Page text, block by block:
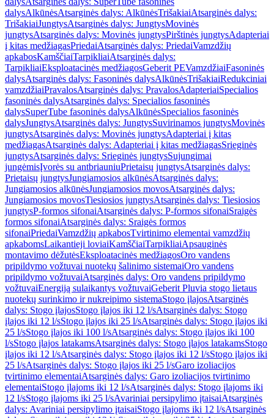
dalysAlkūnėsAtsarginės dalys: AlkūnėsTrišakiaiAtsarginės dalys:
TrišakiaiJungtysAtsarginės dalys: JungtysMovinės
jungtysAtsarginės dalys: Movinės jungtysPirštinės jungtysAdapteriai
į kitas medžiagasPriedaiAtsarginės dalys: PriedaiVamzdžių
apkabosKamščiaiTarpikliaiAtsarginės dalys:
TarpikliaiEksploatacinės medžiagosGeberit PEVamzdžiaiFasoninės
dalysAtsarginės dalys: Fasoninės dalysAlkūnėsTrišakiaiRedukciniai
vamzdžiaiPravalosAtsarginės dalys: PravalosAdapteriaiSpecialios
fasoninės dalysAtsarginės dalys: Specialios fasoninės
dalysSuperTube fasoninės dalysAlkūnėsSpecialios fasoninės
dalysJungtysAtsarginės dalys: JungtysSuvirinamos jungtysMovinės
jungtysAtsarginės dalys: Movinės jungtysAdapteriai į kitas
medžiagasAtsarginės dalys: Adapteriai į kitas medžiagasSrieginės
jungtysAtsarginės dalys: Srieginės jungtysSujungimai
jungėmisĮvorės su antbriauniuPrietaisų jungtysAtsarginės dalys:
Prietaisų jungtysJungiamosios alkūnėsAtsarginės dalys:
Jungiamosios alkūnėsJungiamosios movosAtsarginės dalys:
Jungiamosios movosTiesiosios jungtysAtsarginės dalys: Tiesiosios
jungtysP-formos sifonaiAtsarginės dalys: P-formos sifonaiSraigės
formos sifonaiAtsarginės dalys: Sraigės formos
sifonaiPriedaiVamzdžių apkabosTvirtinimo elementai vamzdžių
apkabomsLaikantieji loviaiKamščiaiTarpikliaiApsauginės
montavimo dėžutėsEksploatacinės medžiagosOro vandens
pripildymo vožtuvai nuotekų šalinimo sistemaiOro vandens
pripildymo vožtuvaiAtsarginės dalys: Oro vandens pripildymo
vožtuvaiEnergiją sulaikantys vožtuvaiGeberit Pluvia stogo lietaus
nuotekų surinkimo ir nukreipimo sistemaStogo įlajosAtsarginės
dalys: Stogo įlajosStogo įlajos iki 12 l/sAtsarginės dalys: Stogo
įlajos iki 12 l/sStogo įlajos iki 25 l/sAtsarginės dalys: Stogo įlajos iki
25 l/sStogo įlajos iki 100 l/sAtsarginės dalys: Stogo įlajos iki 100
l/sStogo įlajos latakamsAtsarginės dalys: Stogo įlajos latakamsStogo
įlajos iki 12 l/sAtsarginės dalys: Stogo įlajos iki 12 l/sStogo įlajos iki
25 l/sAtsarginės dalys: Stogo įlajos iki 25 l/sGaro izoliacijos
tvirtinimo elementaiAtsarginės dalys: Garo izoliacijos tvirtinimo
elementaiStogo įlajoms iki 12 l/sAtsarginės dalys: Stogo įlajoms iki
12 l/sStogo įlajoms iki 25 l/sAvariniai persipylimo įtaisaiAtsarginės
dalys: Avariniai persipylimo įtaisaiStogo įlajoms iki 12 l/sAtsarginės